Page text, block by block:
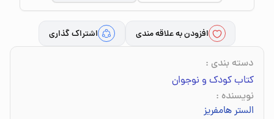
افزودن به علاقه مندی اشتراک گذاری
دسته بندی :
کتاب کودک و نوجوان
نویسنده :
الستر هامفریز